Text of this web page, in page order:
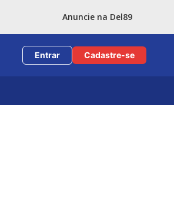
Anuncie na Del89
Entrar Cadastre-se